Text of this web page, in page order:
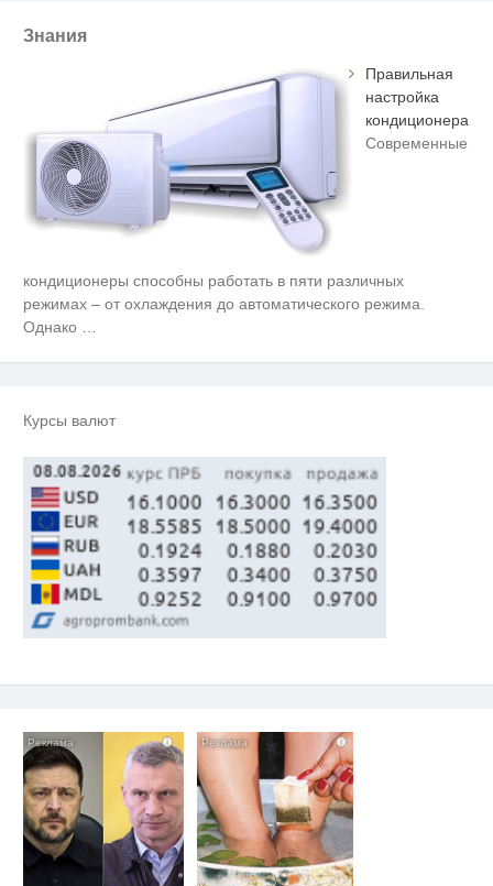
Знания
Правильная
настройка
кондиционера
Современные
кондиционеры способны работать в пяти различных
режимах – от охлаждения до автоматического режима.
Однако
Курсы валют
i i